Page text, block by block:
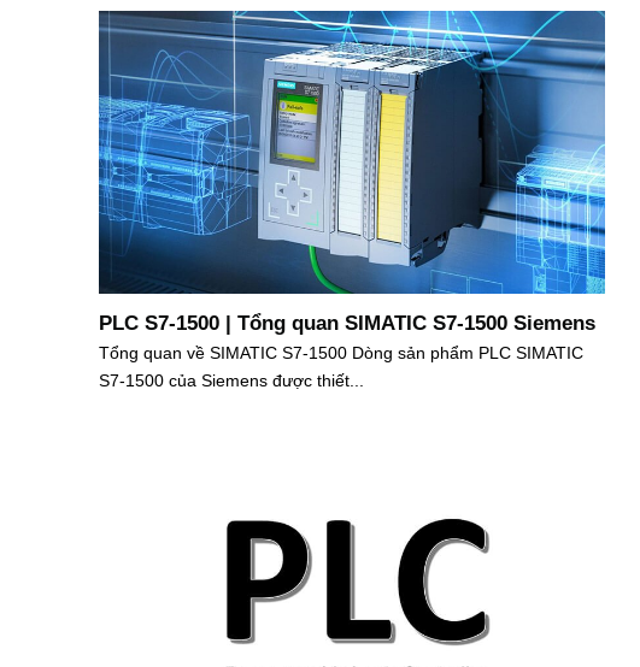
PLC S7-1500 | Tổng quan SIMATIC S7-1500 Siemens
Tổng quan về SIMATIC S7-1500 Dòng sản phẩm PLC SIMATIC
S7-1500 của Siemens được thiết...